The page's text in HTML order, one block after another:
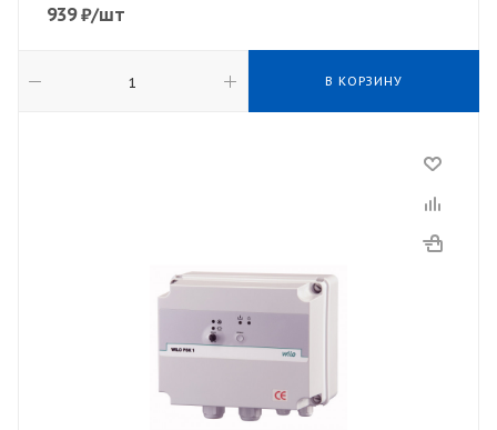
939₽/шт
В КОРЗИНУ